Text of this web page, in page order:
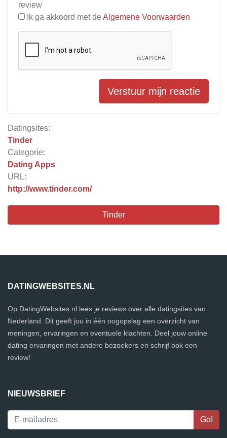
Datingsites:
Tinder
Categorie:
Dating Apps
URL:
http://www.tinder.com/
Tinder
review
Ik ga akkoord met de Algemene Voorwaarden
Verstuur mijn reactie
DATINGWEBSITES.NL
Op DatingWebsites.nl lees je reviews over alle datingsites van
Nederland. Dit geeft jou in één oogopslag een overzicht van
meningen, ervaringen en eventuele klachten. Deel jouw online
dating ervaringen met andere bezoekers en schrijf ook een
review!
NIEUWSBRIEF